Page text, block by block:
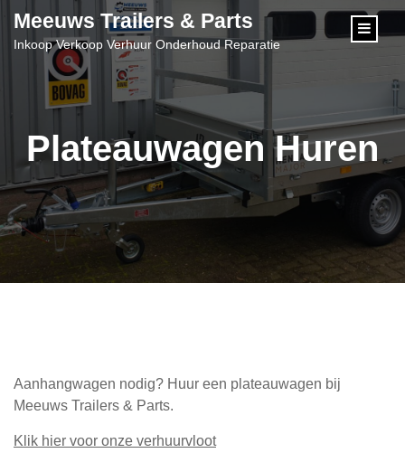
Meeuws Trailers & Parts
Inkoop Verkoop Verhuur Onderhoud Reparatie
Plateauwagen Huren
Aanhangwagen nodig? Huur een plateauwagen bij
Meeuws Trailers & Parts.
Klik hier voor onze verhuurvloot